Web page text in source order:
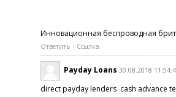
Инновационная беспроводная
Ответить Ссылка
Payday Loans 30.08.2018
direct payday lenders cash advance